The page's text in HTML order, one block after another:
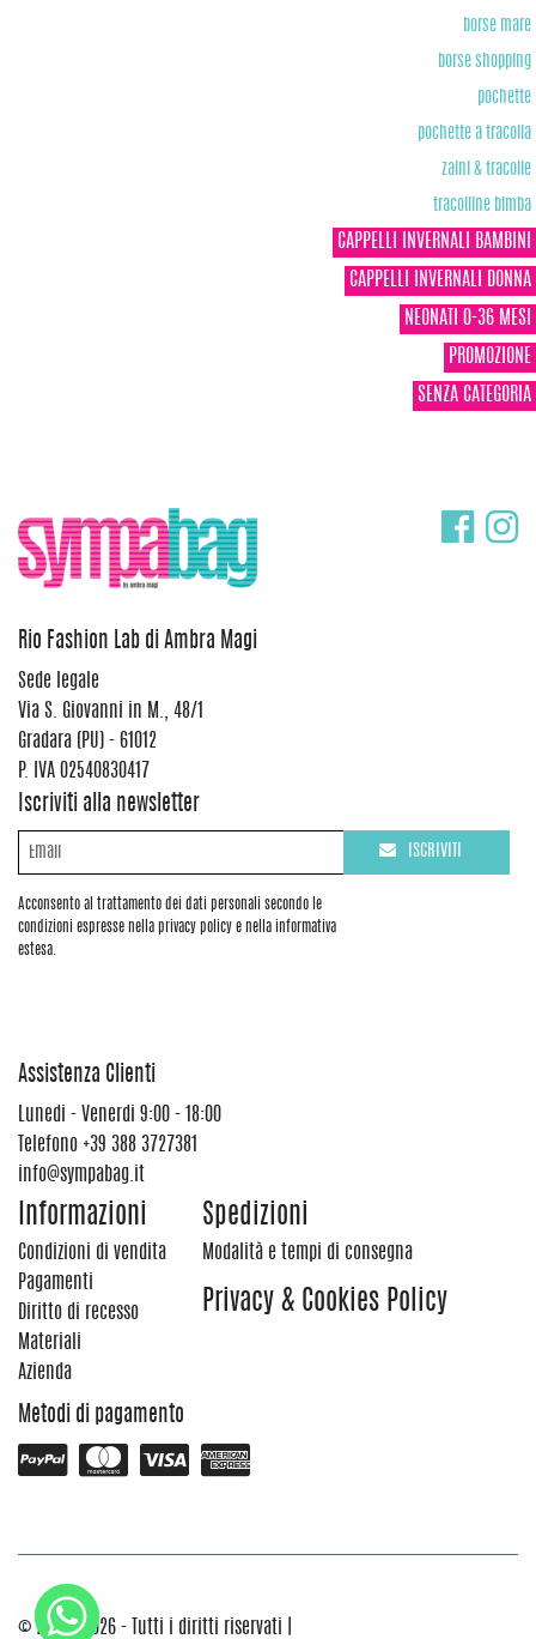
borse mare
borse shopping
pochette
pochette a tracolla
zaini & tracolle
tracolline bimba
CAPPELLI INVERNALI BAMBINI
CAPPELLI INVERNALI DONNA
NEONATI 0-36 MESI
PROMOZIONE
SENZA CATEGORIA
Rio Fashion Lab di Ambra Magi
Sede legale
Via S. Giovanni in M., 48/1
Gradara (PU) - 61012
P. IVA 02540830417
Iscriviti alla newsletter
Acconsento al trattamento dei dati personali secondo le
condizioni espresse nella privacy policy e nella informativa
estesa.
ISCRIVITI
Assistenza Clienti
Lunedi - Venerdi 9:00 - 18:00
Telefono +39 388 3727381
info@sympabag.it
Informazioni
Condizioni di vendita
Pagamenti
Diritto di recesso
Materiali
Azienda
Spedizioni
Modalità e tempi di consegna
Privacy & Cookies Policy
Metodi di pagamento
© 2012 - 2026 - Tutti i diritti riservati |